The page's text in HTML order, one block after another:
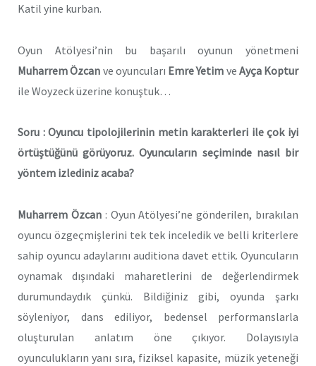
Katil yine kurban.
Oyun Atölyesi’nin bu başarılı oyunun yönetmeni
Muharrem Özcan ve oyuncuları Emre Yetim ve Ayça Koptur
ile Woyzeck üzerine konuştuk…
Soru : Oyuncu tipolojilerinin metin karakterleri ile çok iyi
örtüştüğünü görüyoruz. Oyuncuların seçiminde nasıl bir
yöntem izlediniz acaba?
Muharrem Özcan: Oyun Atölyesi’ne gönderilen, bırakılan
oyuncu özgeçmişlerini tek tek inceledik ve belli kriterlere
sahip oyuncu adaylarını auditiona davet ettik. Oyuncuların
oynamak dışındaki maharetlerini de değerlendirmek
durumundaydık çünkü. Bildiğiniz gibi, oyunda şarkı
söyleniyor, dans ediliyor, bedensel performanslarla
oluşturulan anlatım öne çıkıyor. Dolayısıyla
oyunculukların yanı sıra, fiziksel kapasite, müzik yeteneği